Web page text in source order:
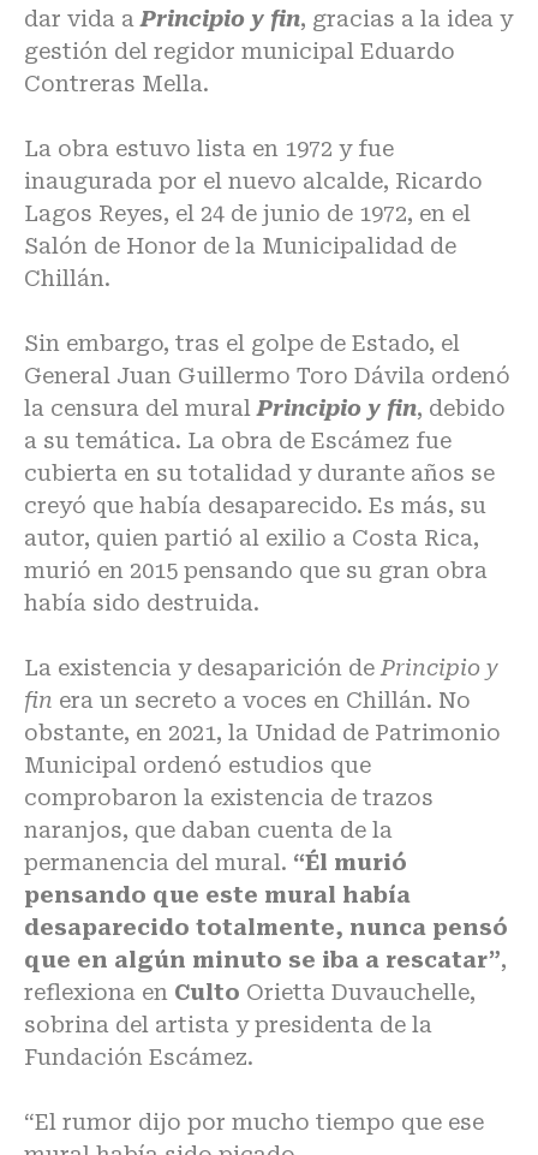
dar vida a Principio y fin, gracias a la idea y
gestión del regidor municipal Eduardo
Contreras Mella.
La obra estuvo lista en 1972 y fue
inaugurada por el nuevo alcalde, Ricardo
Lagos Reyes, el 24 de junio de 1972, en el
Salón de Honor de la Municipalidad de
Chillán.
Sin embargo, tras el golpe de Estado, el
General Juan Guillermo Toro Dávila ordenó
la censura del mural Principio y fin, debido
a su temática. La obra de Escámez fue
cubierta en su totalidad y durante años se
creyó que había desaparecido. Es más, su
autor, quien partió al exilio a Costa Rica,
murió en 2015 pensando que su gran obra
había sido destruida.
La existencia y desaparición de Principio y
fin era un secreto a voces en Chillán. No
obstante, en 2021, la Unidad de Patrimonio
Municipal ordenó estudios que
comprobaron la existencia de trazos
naranjos, que daban cuenta de la
permanencia del mural. “Él murió
pensando que este mural había
desaparecido totalmente, nunca pensó
que en algún minuto se iba a rescatar”,
reflexiona en Culto Orietta Duvauchelle,
sobrina del artista y presidenta de la
Fundación Escámez.
“El rumor dijo por mucho tiempo que ese